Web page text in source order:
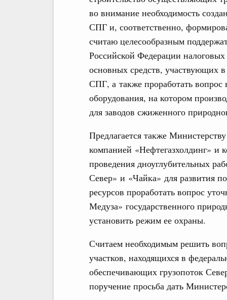
во внимание необходимость
СПГ и, соответственно,
считаю целесообразным
Российской Федерации
основных средств, участвующих
СПГ, а также проработать вопрос
оборудования, на котором
для заводов сжиженного
Предлагается также
компанией «Нефтегазхолдинг» и
проведения дноуглубительных
Север» и «Чайка» для развития
ресурсов проработать вопрос
Медуза» государственного
установить режим ее охраны.
Считаем необходимым решить
участков, находящихся в
обеспечивающих грузопоток
поручение просьба дать